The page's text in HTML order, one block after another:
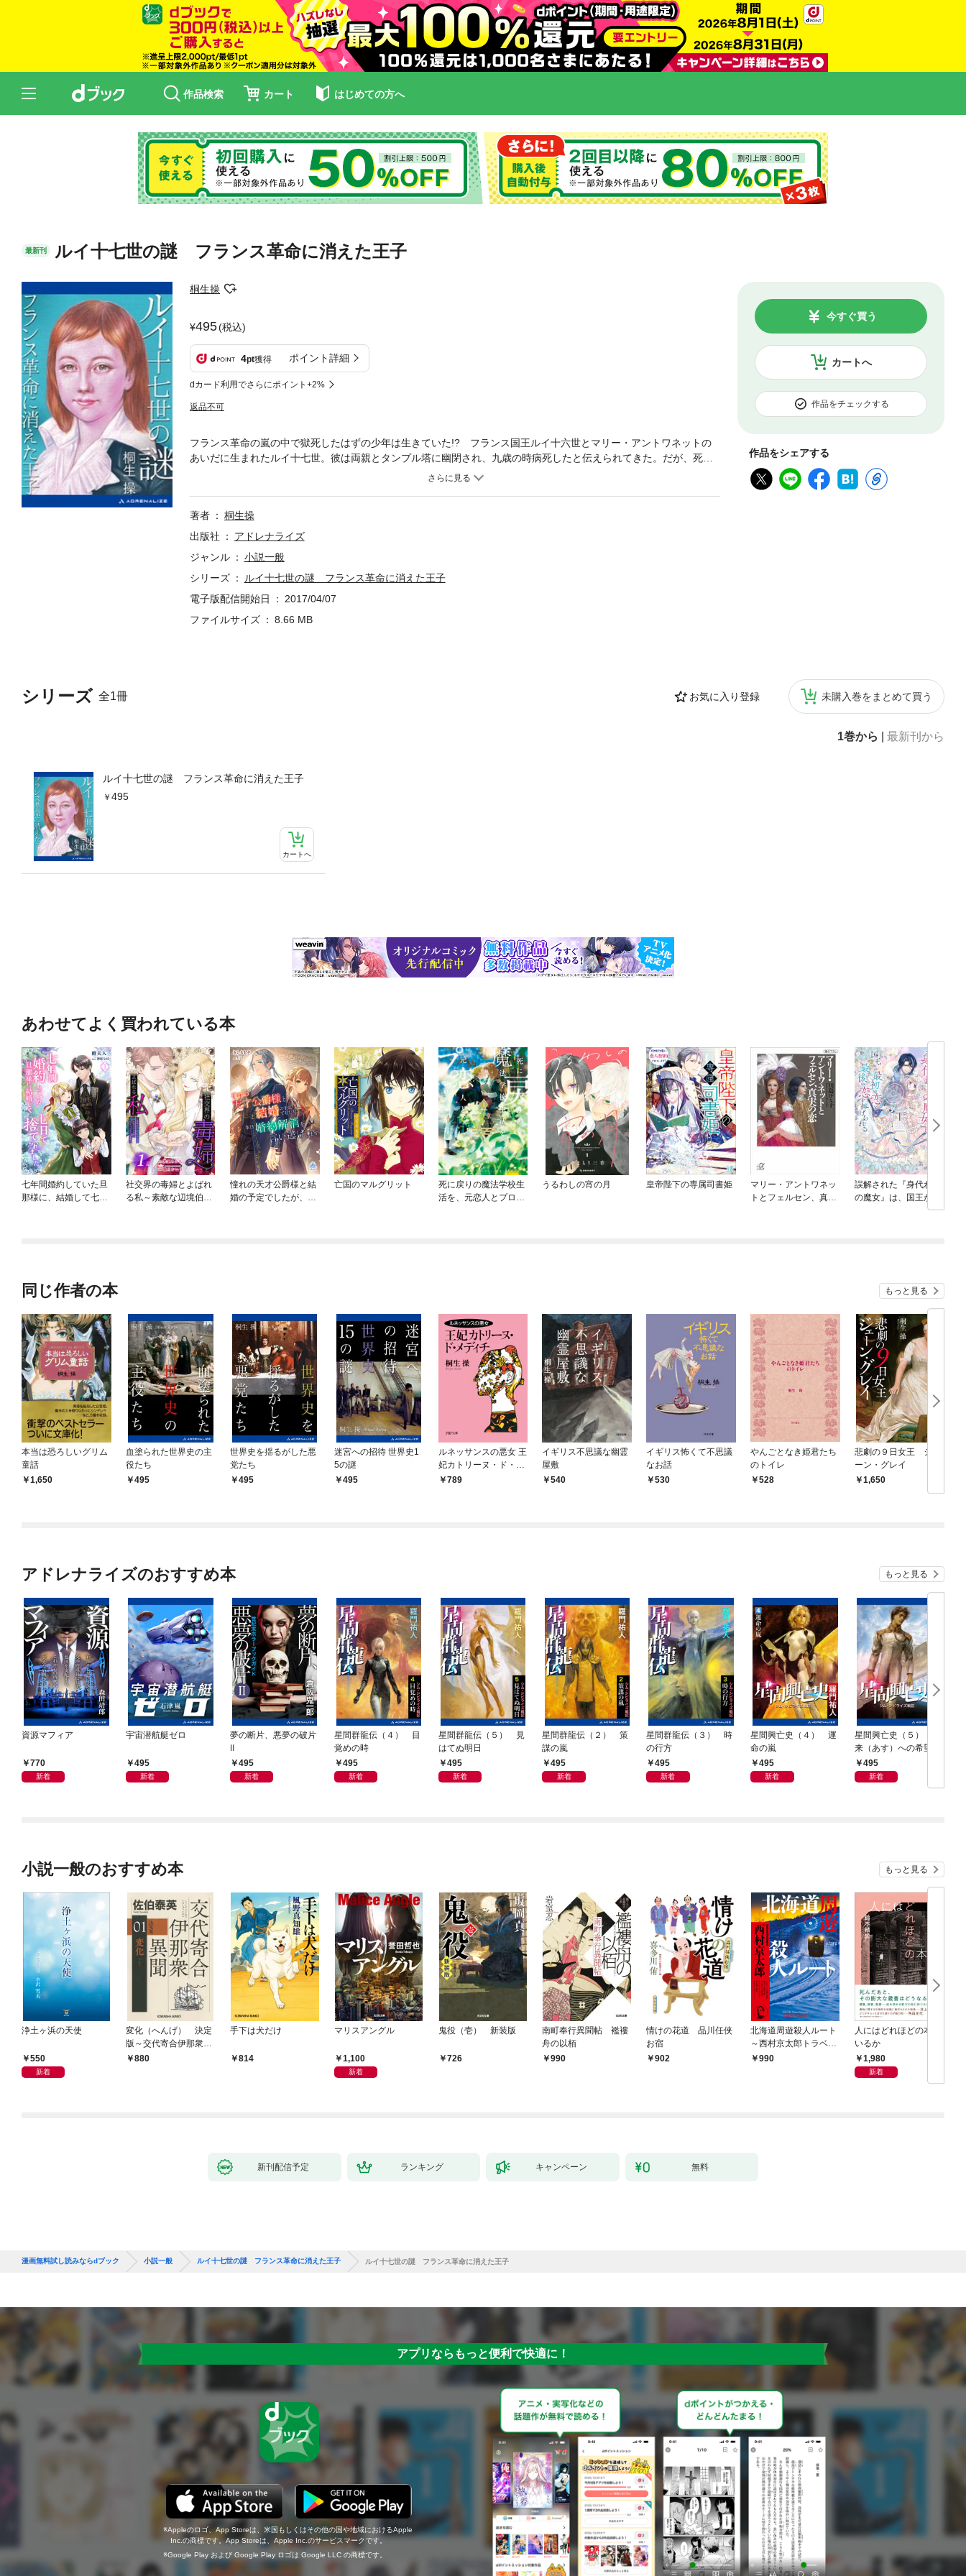
作品検索 カート はじめての方へ
最新刊 ルイ十七世の謎 フランス革命に消えた王子
桐生操
495(税込)
4pt獲得 ポイント詳細
dカード利用でさらにポイント+2%
返品不可
カートへ
今すぐ買う
作品をチェックする
作品をシェアする
シリーズ 全1冊 お気に入り登録 未購入巻をまとめて買う
1巻から 最新刊から
ルイ十七世の謎 フランス革命に消えた王子
495
カートへ
フランス革命の嵐の中で獄死したはずの少年は生きていた!? フランス国王ルイ十六世とマリー・アントワネットの
あいだに生まれたルイ十七世。彼は両親とタンプル塔に幽閉され、九歳の時病死したと伝えられてきた。だが、死ん
だ少年は贋者だったという説がある。近代科学による毛髪鑑定など、閉ざされた歴史を再検証。革命下、幼い王子の
に隠された興味深いエピソードを次々と発表して、好評を博す。ミリオンセラーになった『本当は恐ろしいグリム童
話』をはじめ、『世界ボーイズラブ大全』『世界エロス大全』『美しくもしたたかな女たちの源氏物語』『やんごと
著者
桐生操
出版社
アドレナライズ
ジャンル
小説一般
シリーズ
ルイ十七世の謎 フランス革命に消えた王子
電子版配信開始日
2017/04/07
ファイルサイズ
8.66 MB
あわせてよく買われている本
七年間婚約していた旦
那様に、結婚して七日
社交界の毒婦とよばれ
る私～素敵な辺境伯令
憧れの天才公爵様と結
婚の予定でしたが、本
亡国のマルグリット
死に戻りの魔法学校生
活を、元恋人とプロロ
うるわしの宵の月 皇帝陛下の専属司書姫
マリー・アントワネッ
トとフェルセン、真実
誤解された『身代わり
の魔女』は、国王から
最初の恋と最後の恋を
同じ作者の本 もっと見る
本当は恐ろしいグリム
童話
1,650
血塗られた世界史の主
役たち
495
世界史を揺るがした悪
党たち
495
迷宮への招待 世界史1
5の謎
495
ルネッサンスの悪女 王
妃カトリーヌ・ド・メ
ディチ
789
イギリス不思議な幽霊
屋敷
540
イギリス怖くて不思議
なお話
530
やんごとなき姫君たち
のトイレ
528
悲劇の９日女王 ジェ
ーン・グレイ
1,650
アドレナライズのおすすめ本 もっと見る
資源マフィア
770
新着
宇宙潜航艇ゼロ
495
新着
夢の断片、悪夢の破片
Ⅱ
495
新着
星間群龍伝（４） 目
覚めの時
495
新着
星間群龍伝（５） 見
はてぬ明日
495
新着
星間群龍伝（２） 策
謀の嵐
495
新着
星間群龍伝（３） 時
の行方
495
新着
星間興亡史（４） 運
命の嵐
495
新着
星間興亡史（５） 未
来（あす）への希望
495
新着
小説一般のおすすめ本 もっと見る
浄土ヶ浜の天使
550
新着
変化（へんげ） 決定
版～交代寄合伊那衆異
聞（1）～
880
手下は犬だけ
814
マリスアングル
1,100
新着
鬼役（壱） 新装版
726
南町奉行異聞帖 襤褸
舟の以栢
990
情けの花道 品川任侠
お宿
902
北海道周遊殺人ルート
～西村京太郎トラベル
ミステリー・セレクシ
990
人にはどれほどの本が
いるか
1,980
新着
新刊配信予定 ランキング キャンペーン 無料
漫画無料試し読みならdブック 小説一般 ルイ十七世の謎 フランス革命に消えた王子 ルイ十七世の謎 フランス革命に消えた王子
アプリならもっと便利で快適に！
Appleのロゴ、App Storeは、米国もしくはその他の国や地域におけるApple
Inc.の商標です。App Storeは、Apple Inc.のサービスマークです。
Google Play および Google Play ロゴは Google LLC の商標です。